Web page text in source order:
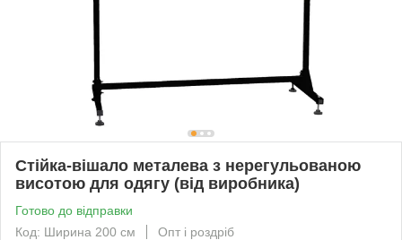
Стійка-вішало металева з нерегульованою
висотою для одягу (від виробника)
Готово до відправки
Код: Ширина 200 см
Опт і роздріб